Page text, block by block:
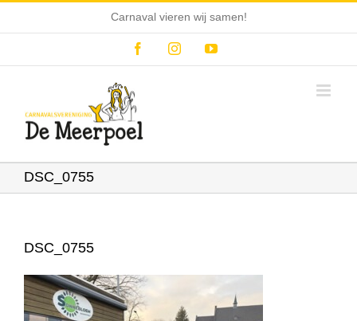
Carnaval vieren wij samen!
FacebookInstagramYouTube
DSC_0755
DSC_0755